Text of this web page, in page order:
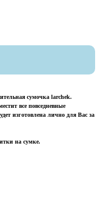
сумочка larchek.
все повседневные
изготовлена лично для Вас за
на сумке.